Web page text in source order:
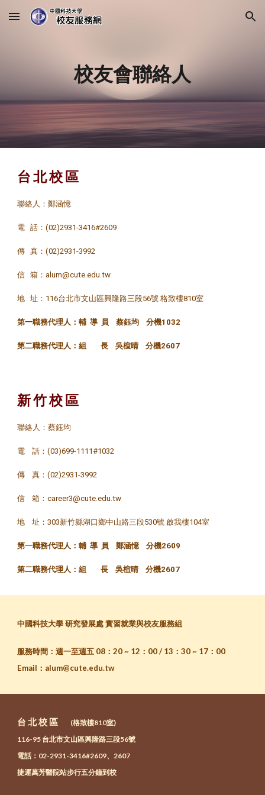
Skip to main content Skip to navigation
校友會聯絡人
台 北 校 區
聯絡人：鄭涵憶
電 話：(02)2931-3416#2609
傳 真：(02)2931-3992
信 箱：alum@cute.edu.tw
地 址：116台北市文山區興隆路三段56號 格致樓810室
第一職務代理人：輔 導 員 蔡鈺均 分機1032
第二職務代理人：組 長 吳楦晴 分機2607
新 竹 校 區
聯絡人：蔡鈺均
電 話：(03)699-1111#1032
傳 真：(02)2931-3992
信 箱：career3@cute.edu.tw
地 址：303新竹縣湖口鄉中山路三段530號 啟我樓104室
第一職務代理人：輔 導 員 鄭涵憶 分機2609
第二職務代理人：組 長吳楦晴 分機2607
中國科技大學 研究發展處 實習就業與校友服務組
服務時間：週一至週五 08：20 ~ 12：00 / 13：30 ~ 17：00
Email ： alum@cute.edu.tw
台 北 校 區
(格致樓810室)
116-95 台北市文山區興隆路三段56號
電話：02-2931-3416#2609、2607
捷運萬芳醫院站步行五分鐘到校